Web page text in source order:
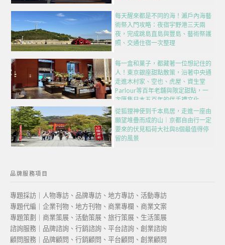
每天醒來都是不同的海！瀨戶內海藝
術祭入門攻略：夜宿宇野港三天兩
夜，完成跳島直島與豐島、藝術祭護
照、交通住宿一次整理
每一盒和菓子，都藏著一位想記住的
人！東京銀座甜點散策，沿著中央通
走進木村家、空也、虎屋、資生堂
Parlour等百年老舖與限定甜點，一
次匯集日本五百年的伴手禮文化
從狐狸神使到千本鳥居，走進一座由
願望堆疊而成的山｜京都自由行一定
要來的伏見稻荷大社與8個最值得停
留的風景
品牌服務項目
專題採訪｜人物專訪、品牌專訪、地方專訪、活動專訪
專題代編｜企業刊物、地方刊物、商業專欄、商業文案
專題策劃｜商業策展、活動策展、旅行策展、生活策展
諮詢服務｜品牌諮詢、行銷諮詢、平台諮詢、創業諮詢
顧問服務｜品牌顧問、行銷顧問、平台顧問、創業顧問